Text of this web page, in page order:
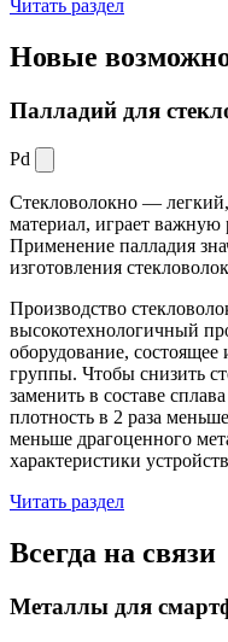
Читать раздел
Новые
Палладий для
Pd
Стекловолокно —
материал, играет важную
Применение палладия
изготовления
Производство
высокотехнологичный
оборудование, состоящее
группы. Чтобы снизить
заменить в составе
плотность в 2 раза
меньше драгоценного
характеристики
Читать раздел
Всегда на связи
Металлы для